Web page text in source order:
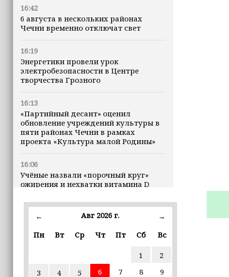
16:42
6 августа в нескольких районах
Чечни временно отключат свет
16:19
Энергетики провели урок
электробезопасности в Центре
творчества Грозного
16:13
«Партийный десант» оценил
обновление учреждений культуры в
пяти районах Чечни в рамках
проекта «Культура малой Родины»
16:06
Учёные назвали «порочный круг»
ожирения и нехватки витамина D
16:00
В Чеченской Республике начинается
избирательные комиссии
← Авг 2026 г.
→
Пн
Вт Ср Чт Пт Сб Вс
1
2
3
4 5 6 7 8
9